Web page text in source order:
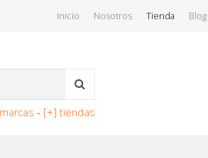
Inicio Nosotros Tienda Blog
- [+] tiendas